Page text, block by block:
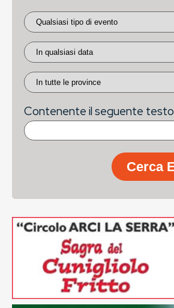
Contenente il seguente testo
Cerca